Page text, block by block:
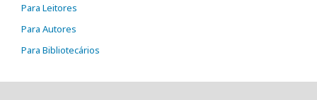
Para Leitores
Para Autores
Para Bibliotecários